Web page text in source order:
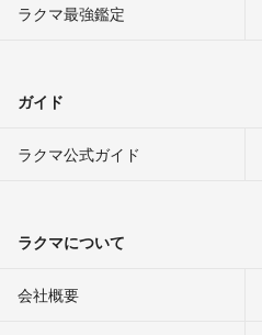
ラクマ最強鑑定
ガイド
ラクマ公式ガイド
ラクマについて
会社概要